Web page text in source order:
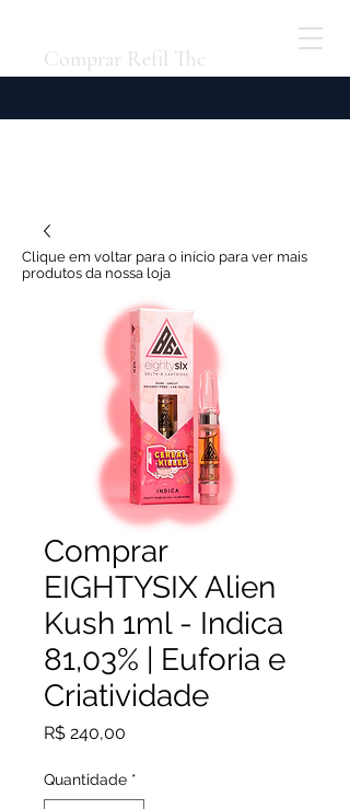
Comprar Refil Thc
Comprar
EIGHTYSIX Alien
Kush 1ml - Indica
81,03% | Euforia e
Criatividade
R$ 240,00
Quantidade *
Clique em voltar para o início para ver mais
produtos da nossa loja